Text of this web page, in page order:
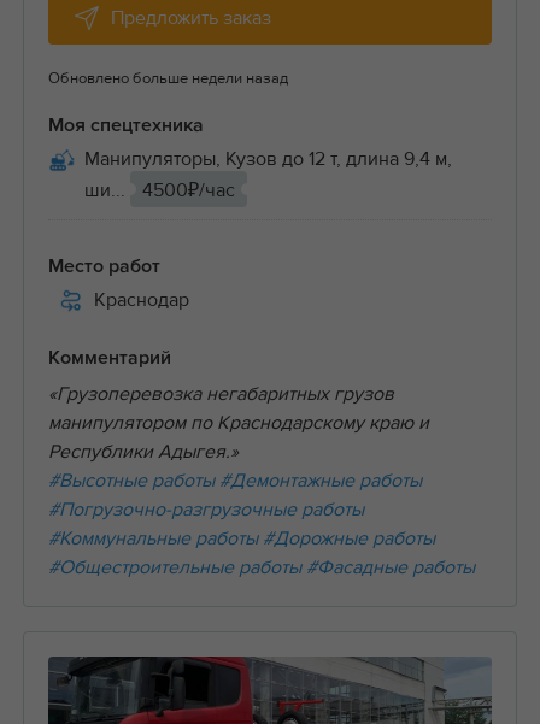
Предложить заказ
Обновлено больше недели назад
Моя спецтехника
Манипуляторы, Кузов до 12 т, длина 9,4 м,
ши...
4500₽/час
Место работ
Краснодар
Комментарий
«Грузоперевозка негабаритных грузов
манипулятором по Краснодарскому краю и
Республики Адыгея.»
#Высотные работы #Демонтажные работы
#Погрузочно-разгрузочные работы
#Коммунальные работы #Дорожные работы
#Общестроительные работы #Фасадные работы